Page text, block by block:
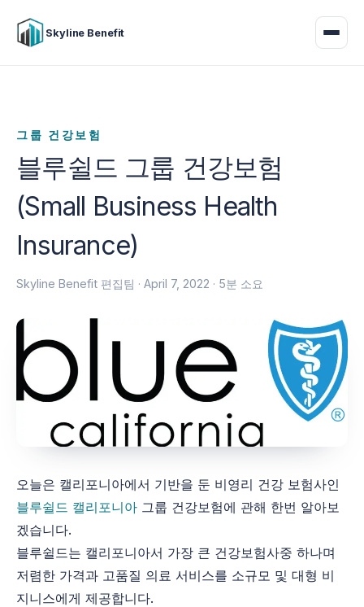
Skyline Benefit
그룹 건강보험
블루쉴드 그룹 건강보험
(Small Business Health
Insurance)
Skyline Benefit 편집팀 ·April 7, 2022 · 5분 소요
오늘은 캘리포니아에서 기반을 둔 비영리 건강 보험사인
블루쉴드 캘리포니아 그룹 건강보험에 관해 한번 알아보
겠습니다.
블루쉴드는 캘리포니아서 가장 큰 건강보험사중 하나며
저렴한 가격과 고품질 의료 서비스를 소규모 및 대형 비
지니스에게 제공합니다.